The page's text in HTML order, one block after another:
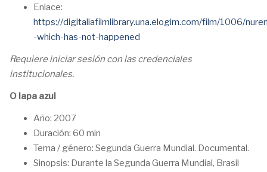
Enlace:
https://digitaliafilmlibrary.una.elogim.com/film/1006/
-which-has-not-happened
Requiere iniciar sesión con las credenciales
institucionales.
O lapa azul
Año: 2007
Duración: 60 min
Tema / género: Segunda Guerra Mundial. Documental.
Sinopsis: Durante la Segunda Guerra Mundial, Brasil